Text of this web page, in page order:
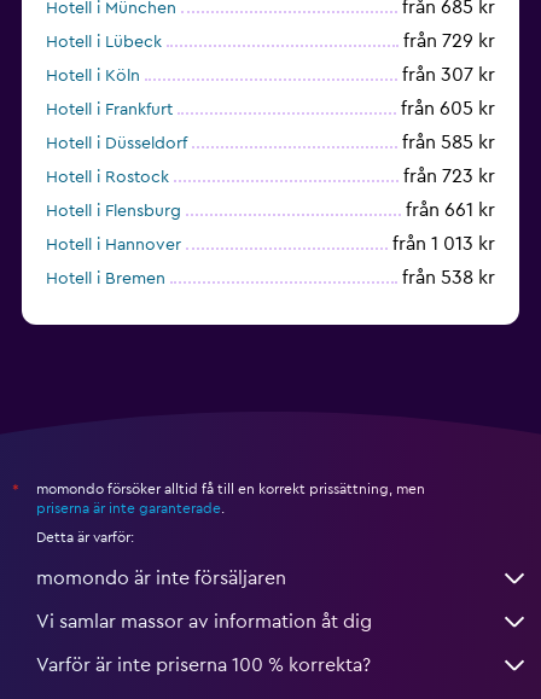
Hotell i München från 685 kr
Hotell i Lübeck från 729 kr
Hotell i Köln från 307 kr
Hotell i Frankfurt från 605 kr
Hotell i Düsseldorf från 585 kr
Hotell i Rostock från 723 kr
Hotell i Flensburg från 661 kr
Hotell i Hannover från 1 013 kr
Hotell i Bremen från 538 kr
*
momondo försöker alltid få till en korrekt prissättning, men
priserna är inte garanterade
Detta är varför:
momondo är inte försäljaren
Vi samlar massor av information åt dig
Varför är inte priserna 100 % korrekta?